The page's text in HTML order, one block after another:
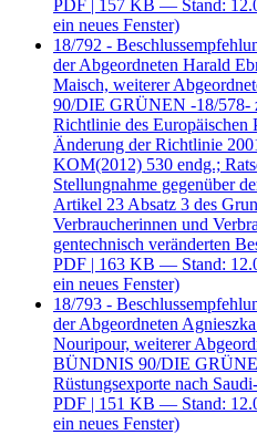
PDF | 157 KB — Stand:
ein neues Fenster)
18/792 -
der Abgeordneten Harald
Maisch, weiterer
90/DIE GRÜNEN -18/578-
Richtlinie des Europäischen
Änderung der Richtlinie
KOM(2012) 530 endg.;
Stellungnahme gegenüber
Artikel 23 Absatz 3 des
Verbraucherinnen und
gentechnisch veränderten
PDF | 163 KB — Stand:
ein neues Fenster)
18/793 -
der Abgeordneten
Nouripour, weiterer
BÜNDNIS 90/DIE
Rüstungsexporte nach
PDF | 151 KB — Stand:
ein neues Fenster)